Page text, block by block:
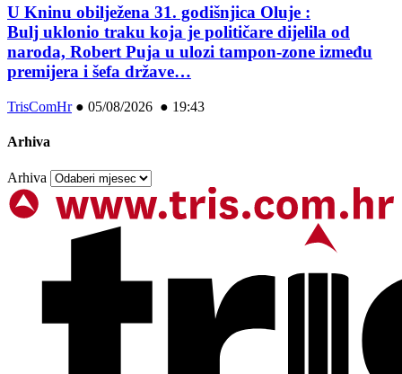
U Kninu obilježena 31. godišnjica Oluje :
Bulj uklonio traku koja je političare dijelila od
naroda, Robert Puja u ulozi tampon-zone između
premijera i šefa države…
TrisComHr● 05/08/2026 ● 19:43
Arhiva
Arhiva